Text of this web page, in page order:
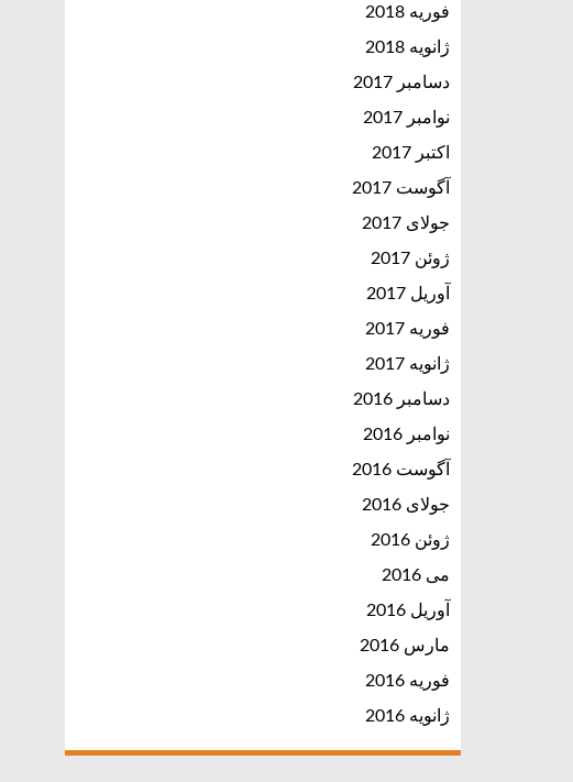
فوریه 2018
ژانویه 2018
دسامبر 2017
نوامبر 2017
اکتبر 2017
آگوست 2017
جولای 2017
ژوئن 2017
آوریل 2017
فوریه 2017
ژانویه 2017
دسامبر 2016
نوامبر 2016
آگوست 2016
جولای 2016
ژوئن 2016
می 2016
آوریل 2016
مارس 2016
فوریه 2016
ژانویه 2016